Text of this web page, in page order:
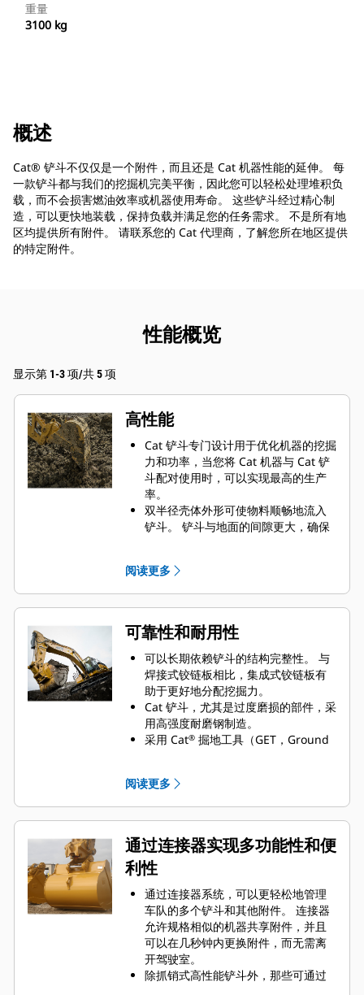
重量
3100 kg
概述
Cat® 铲斗不仅仅是一个附件，而且还是 Cat 机器性能的延伸。 每
一款铲斗都与我们的挖掘机完美平衡，因此您可以轻松处理堆积负
载，而不会损害燃油效率或机器使用寿命。 这些铲斗经过精心制
造，可以更快地装载，保持负载并满足您的任务需求。 不是所有地
区均提供所有附件。 请联系您的 Cat 代理商，了解您所在地区提供
的特定附件。
性能概览
显示第 1-3 项/共 5 项
高性能
Cat 铲斗专门设计用于优化机器的挖掘
力和功率，当您将 Cat 机器与 Cat 铲
斗配对使用时，可以实现最高的生产
率。
双半径壳体外形可使物料顺畅地流入
铲斗。 铲斗与地面的间隙更大，确保
油耗在挖掘过程中达到峰值。 Cat 铲
斗可以快速铲挖物料，提高了机器的
整体工作效率。
可在更短的时间内装载更多的物料。
对于每次装载，铲斗形状和侧挡板都
可将大部分物料保留在铲斗内。
阅读更多
可靠性和耐用性
可以长期依赖铲斗的结构完整性。 与
焊接式铰链板相比，集成式铰链板有
助于更好地分配挖掘力。
Cat 铲斗，尤其是过度磨损的部件，采
用高强度耐磨钢制造。
采用 Cat® 掘地工具（GET，Ground
铲刀有助于保护铲斗中最常接触和穿
过物料的部件。
通过为您的铲斗和应用组合选择正确
的 GET 来降低维护成本。
铲斗齿尖提供多种选择，确保适合您
的具体应用。 无论您需要获得平整的
挖掘底面还是挖掘坚硬、磨蚀性的物
料，总会有一款齿尖解决方案适合
您。
阅读更多
通过连接器实现多功能性和便
利性
通过连接器系统，可以更轻松地管理
车队的多个铲斗和其他附件。 连接器
允许规格相似的机器共享附件，并且
可以在几秒钟内更换附件，而无需离
开驾驶室。
除抓销式高性能铲斗外，那些可通过